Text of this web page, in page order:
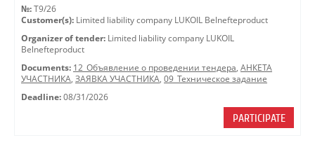
№: T9/26
Customer(s): Limited liability company LUKOIL Belnefteproduct
Organizer of tender: Limited liability company LUKOIL
Belnefteproduct
Documents: 12_Объявление о проведении тендера, АНКЕТА
УЧАСТНИКА, ЗАЯВКА УЧАСТНИКА, 09_Техническое задание
Deadline: 08/31/2026
PARTICIPATE